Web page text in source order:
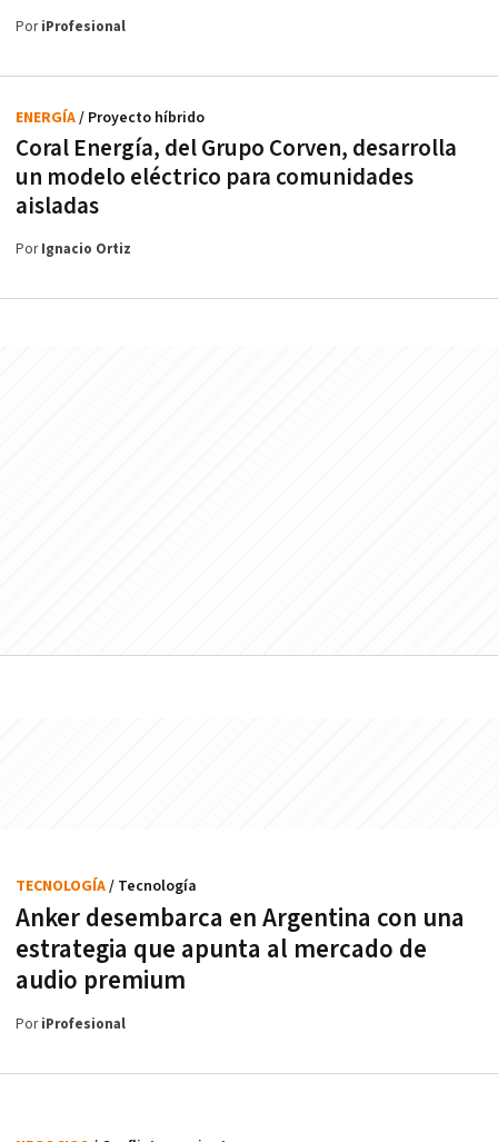
PoriProfesional
Coral Energía, del Grupo Corven, desarrolla
un modelo eléctrico para comunidades
aisladas
ENERGÍA/ Proyecto híbrido
PorIgnacio Ortiz
Anker desembarca en Argentina con una
estrategia que apunta al mercado de
audio premium
TECNOLOGÍA/ Tecnología
PoriProfesional